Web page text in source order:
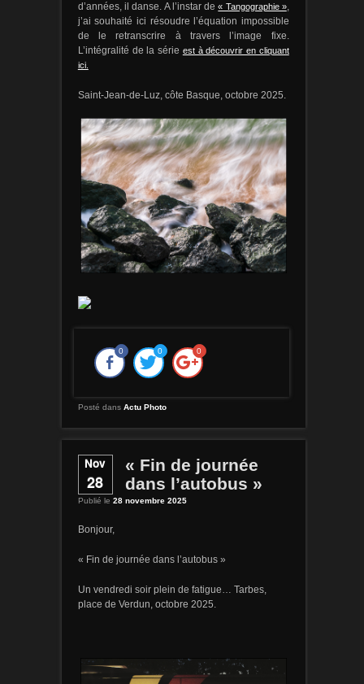
d’années, il danse. A l’instar de« Tangographie »,
j’ai souhaité ici résoudre l’équation impossible
de le retranscrire à travers l’image fixe.
L’intégralité de la série est à découvrir en cliquant
ici.
Saint-Jean-de-Luz, côte Basque, octobre 2025.
0 0 0
Posté dans Actu Photo
Nov
28
« Fin de journée
dans l’autobus »
Publié le 28 novembre 2025
Bonjour,
« Fin de journée dans l’autobus »
Un vendredi soir plein de fatigue… Tarbes,
place de Verdun, octobre 2025.